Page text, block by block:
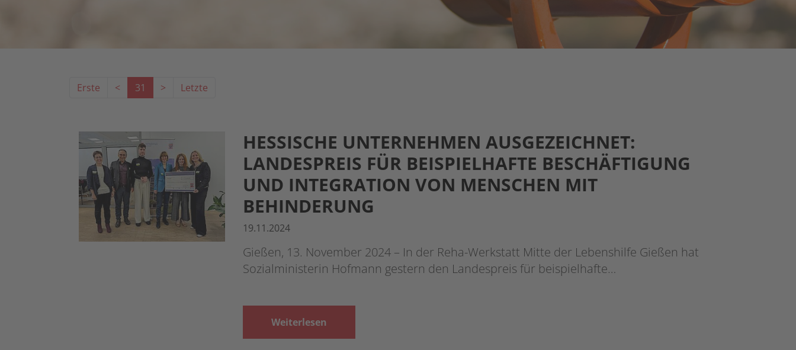
Erste < 31 > Letzte
HESSISCHE UNTERNEHMEN AUSGEZEICHNET:
LANDESPREIS FÜR BEISPIELHAFTE BESCHÄFTIGUNG
UND INTEGRATION VON MENSCHEN MIT
BEHINDERUNG
19.11.2024
Gießen, 13. November 2024 – In der Reha-Werkstatt Mitte der Lebenshilfe Gießen hat
Sozialministerin Hofmann gestern den Landespreis für beispielhafte…
Weiterlesen